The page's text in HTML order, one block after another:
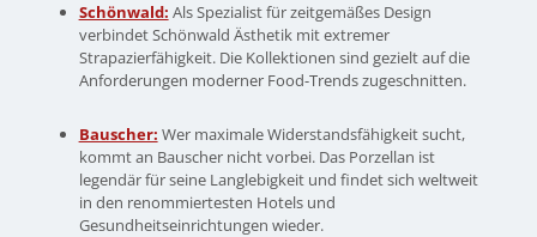
Schönwald: Als Spezialist für zeitgemäßes Design
verbindet Schönwald Ästhetik mit extremer
Strapazierfähigkeit. Die Kollektionen sind gezielt auf die
Anforderungen moderner Food-Trends zugeschnitten.
Bauscher: Wer maximale Widerstandsfähigkeit sucht,
kommt an Bauscher nicht vorbei. Das Porzellan ist
legendär für seine Langlebigkeit und findet sich weltweit
in den renommiertesten Hotels und
Gesundheitseinrichtungen wieder.